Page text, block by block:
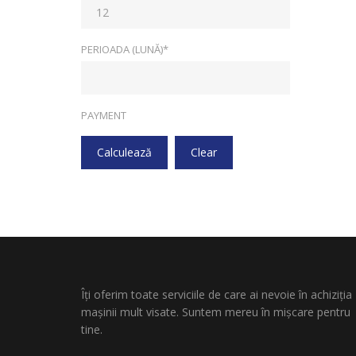
PERIOADA (LUNĂ)*
PAYMENT
Calculează Clear
Îți oferim toate serviciile de care ai nevoie în achiziția
mașinii mult visate. Suntem mereu în mișcare pentru
tine.